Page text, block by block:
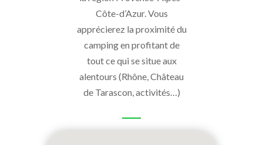
Côte-d’Azur. Vous
apprécierez la proximité du
camping en profitant de
tout ce qui se situe aux
alentours (Rhône, Château
de Tarascon, activités…)